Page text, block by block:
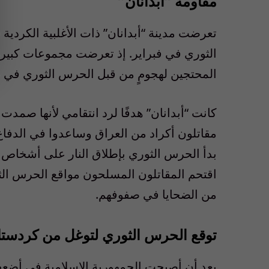
تعرضت مدينة “أبدانان” ذات الأغلبية
الثوري في فبراير. إذ تعرضت مجموعات
المحتجين لهجومٍ من قبل الحرس الثوري في
كانت “أبدانان” هدفًا لرد انتقامي لأنها
مقاتلون أكراد من العراق وساعدوا في
بدأ الحرس الثوري بإطلاق النار على
اقتحم المقاتلون المسلحون مواقع الحرس
من الضحايا في صفوفهم.
توقع الحرس الثوري لتوغل من